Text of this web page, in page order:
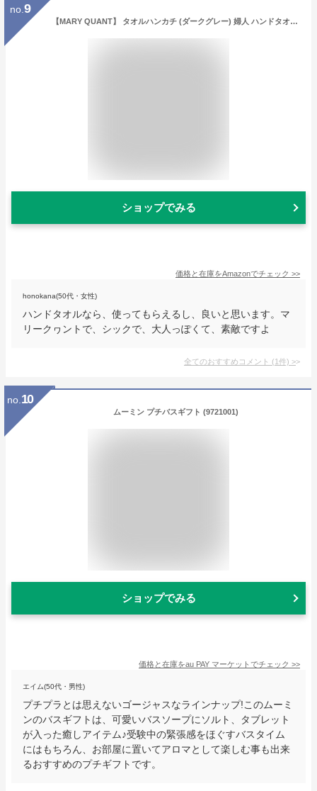
no. 9
【MARY QUANT】 タオルハンカチ (ダークグレー) 婦人 ハンドタオル 25cm マリークヮント/マリクワ 抗菌 防臭 192005-1501-50
ショップでみる
価格と在庫をAmazonでチェック >>
honokana(50代・女性)
ハンドタオルなら、使ってもらえるし、良いと思います。マ
リークヮントで、シックで、大人っぽくて、素敵ですよ
全てのおすすめコメント (1件) >
no. 10
ムーミン プチバスギフト (9721001)
ショップでみる
価格と在庫をau PAY マーケット でチェック >>
エイム(50代・男性)
プチプラとは思えないゴージャスなラインナップ!このムーミ
ンのバスギフトは、可愛いバスソープにソルト、タブレット
が入った癒しアイテム♪受験中の緊張感をほぐすバスタイム
にはもちろん、お部屋に置いてアロマとして楽しむ事も出来
るおすすめのプチギフトです。